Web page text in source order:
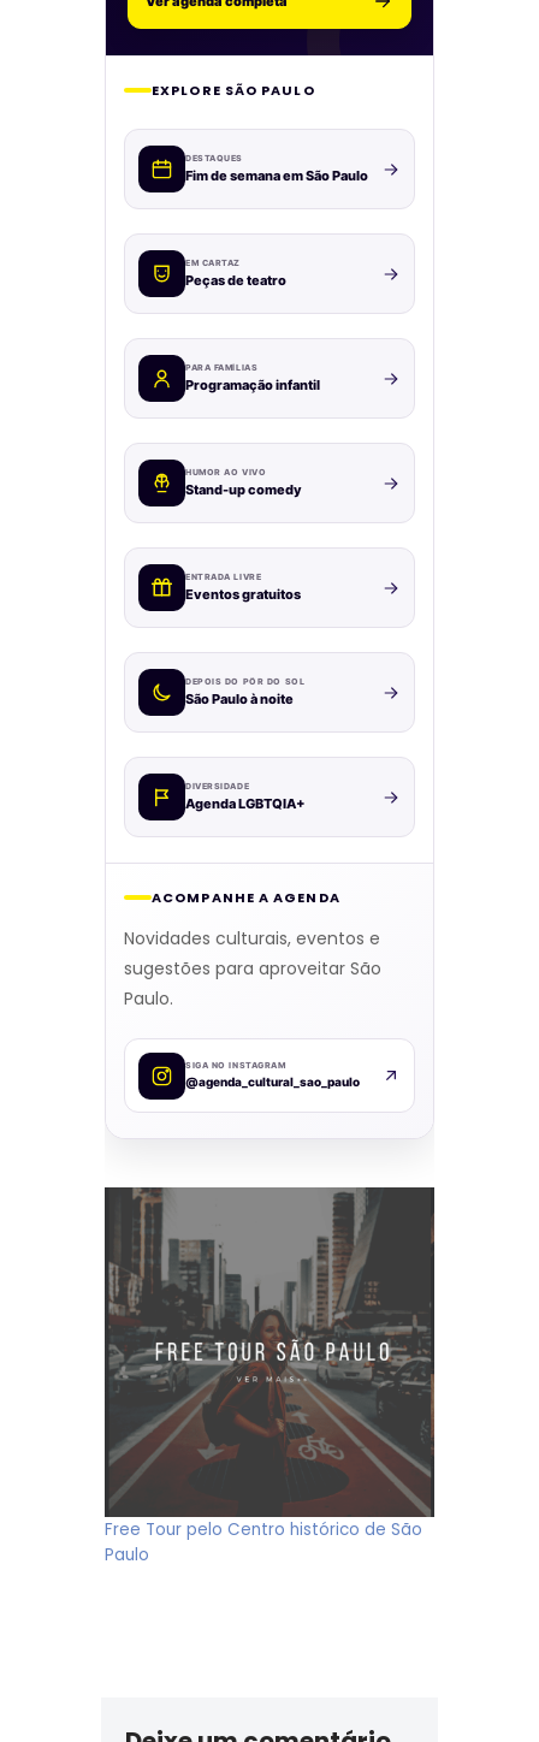
EXPLORE SÃO PAULO
DESTAQUES
Fim de semana em São Paulo
EM CARTAZ
Peças de teatro
PARA FAMÍLIAS
Programação infantil
HUMOR AO VIVO
Stand-up comedy
ENTRADA LIVRE
Eventos gratuitos
DEPOIS DO PÔR DO SOL
São Paulo à noite
DIVERSIDADE
Agenda LGBTQIA+
ACOMPANHE A AGENDA
Novidades culturais, eventos e
sugestões para aproveitar São
Paulo.
SIGA NO INSTAGRAM
@agenda_cultural_sao_paulo
Free Tour pelo Centro histórico de São
Paulo